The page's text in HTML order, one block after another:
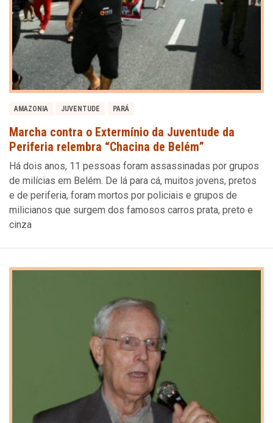
AMAZONIA JUVENTUDE PARÁ
Marcha contra o Extermínio da Juventude da
Periferia relembra “Chacina de Belém”
Há dois anos, 11 pessoas foram assassinadas por grupos
de milícias em Belém. De lá para cá, muitos jovens, pretos
e de periferia, foram mortos por policiais e grupos de
milicianos que surgem dos famosos carros prata, preto e
cinza